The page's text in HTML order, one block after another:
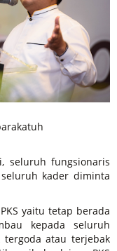
seluruh fungsionaris
seluruh kader diminta
yaitu tetap berada
kepada seluruh
tergoda atau terjebak